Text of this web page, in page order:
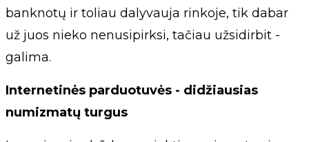
banknotų ir toliau dalyvauja rinkoje, tik dabar
už juos nieko nenusipirksi, tačiau užsidirbit -
galima.
Internetinės parduotuvės - didžiausias
numizmatų turgus